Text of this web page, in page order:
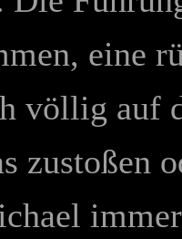
eine
völlig auf
zustoßen